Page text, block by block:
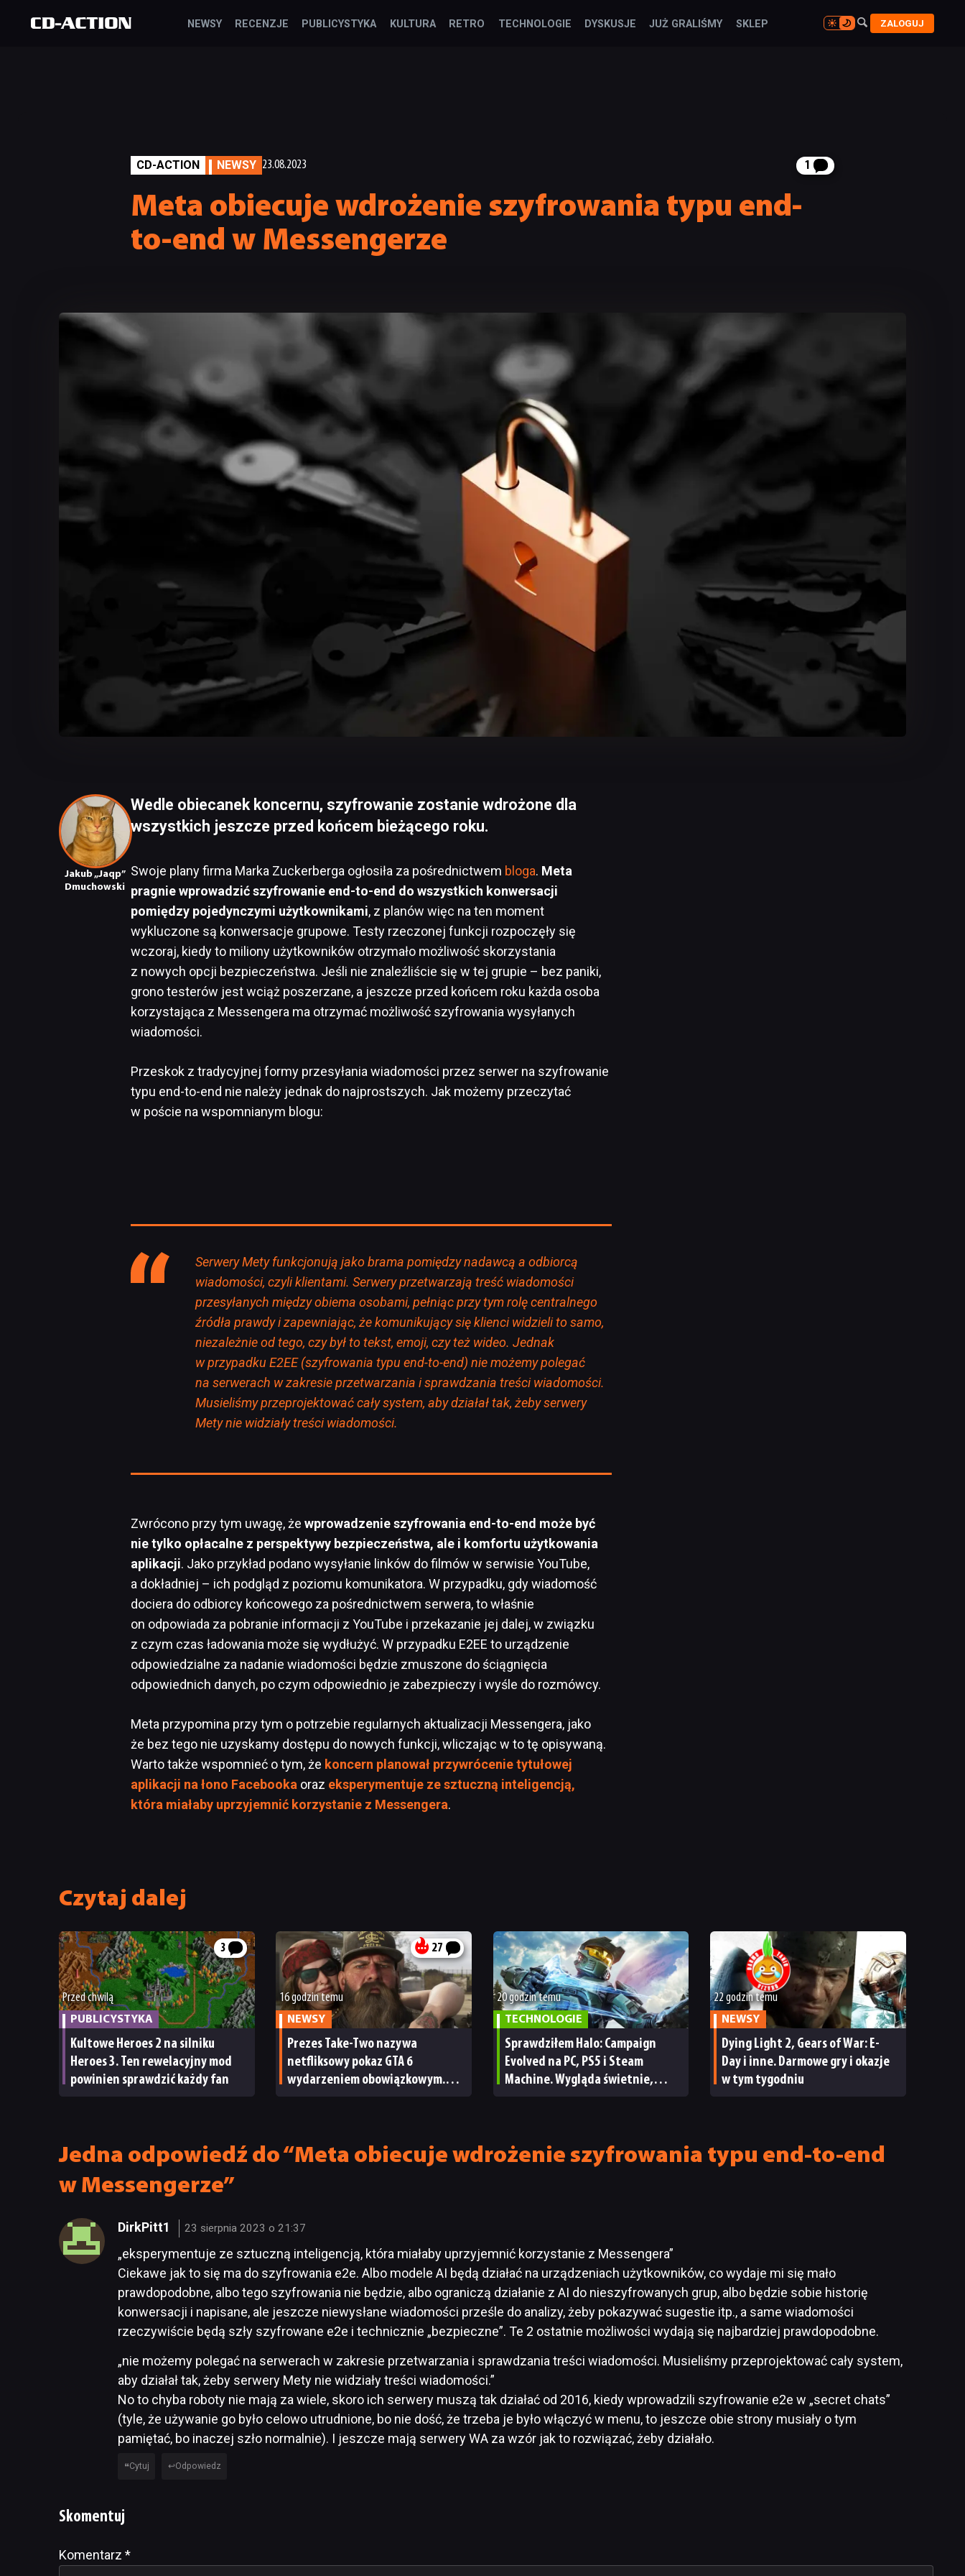
NEWSY RECENZJE PUBLICYSTYKA KULTURA RETRO TECHNOLOGIE DYSKUSJE JUŻ GRALIŚMY SKLEP 
 ZALOGUJ
CD-ACTION NEWSY 23.08.2023 1
Meta obiecuje wdrożenie szyfrowania typu end-
to-end w Messengerze
Jakub „Jaqp”
Dmuchowski
Wedle obiecanek koncernu, szyfrowanie zostanie wdrożone dla
wszystkich jeszcze przed końcem bieżącego roku.
Swoje plany firma Marka Zuckerberga ogłosiła za pośrednictwem bloga. Meta
pragnie wprowadzić szyfrowanie end-to-end do wszystkich konwersacji
pomiędzy pojedynczymi użytkownikami, z planów więc na ten moment
wykluczone są konwersacje grupowe. Testy rzeczonej funkcji rozpoczęły się
wczoraj, kiedy to miliony użytkowników otrzymało możliwość skorzystania
z nowych opcji bezpieczeństwa. Jeśli nie znaleźliście się w tej grupie – bez paniki,
grono testerów jest wciąż poszerzane, a jeszcze przed końcem roku każda osoba
korzystająca z Messengera ma otrzymać możliwość szyfrowania wysyłanych
wiadomości.
Przeskok z tradycyjnej formy przesyłania wiadomości przez serwer na szyfrowanie
typu end-to-end nie należy jednak do najprostszych. Jak możemy przeczytać
w poście na wspomnianym blogu:
Serwery Mety funkcjonują jako brama pomiędzy nadawcą a odbiorcą
wiadomości, czyli klientami. Serwery przetwarzają treść wiadomości
przesyłanych między obiema osobami, pełniąc przy tym rolę centralnego
źródła prawdy i zapewniając, że komunikujący się klienci widzieli to samo,
niezależnie od tego, czy był to tekst, emoji, czy też wideo. Jednak
w przypadku E2EE (szyfrowania typu end-to-end) nie możemy polegać
na serwerach w zakresie przetwarzania i sprawdzania treści wiadomości.
Musieliśmy przeprojektować cały system, aby działał tak, żeby serwery
Mety nie widziały treści wiadomości.
Zwrócono przy tym uwagę, że wprowadzenie szyfrowania end-to-end może być
nie tylko opłacalne z perspektywy bezpieczeństwa, ale i komfortu użytkowania
aplikacji. Jako przykład podano wysyłanie linków do filmów w serwisie YouTube,
a dokładniej – ich podgląd z poziomu komunikatora. W przypadku, gdy wiadomość
dociera do odbiorcy końcowego za pośrednictwem serwera, to właśnie
on odpowiada za pobranie informacji z YouTube i przekazanie jej dalej, w związku
z czym czas ładowania może się wydłużyć. W przypadku E2EE to urządzenie
odpowiedzialne za nadanie wiadomości będzie zmuszone do ściągnięcia
odpowiednich danych, po czym odpowiednio je zabezpieczy i wyśle do rozmówcy.
Meta przypomina przy tym o potrzebie regularnych aktualizacji Messengera, jako
że bez tego nie uzyskamy dostępu do nowych funkcji, wliczając w to tę opisywaną.
Warto także wspomnieć o tym, że koncern planował przywrócenie tytułowej
aplikacji na łono Facebooka oraz eksperymentuje ze sztuczną inteligencją,
która miałaby uprzyjemnić korzystanie z Messengera.
Czytaj dalej
3
Przed chwilą
PUBLICYSTYKA
Kultowe Heroes 2 na silniku
Heroes 3. Ten rewelacyjny mod
powinien sprawdzić każdy fan
27
16 godzin temu
NEWSY
Prezes Take-Two nazywa
netfliksowy pokaz GTA 6
wydarzeniem obowiązkowym.
20 godzin temu
TECHNOLOGIE
Sprawdziłem Halo: Campaign
Evolved na PC, PS5 i Steam
Machine. Wygląda świetnie,
22 godzin temu
NEWSY
Dying Light 2, Gears of War: E-
Day i inne. Darmowe gry i okazje
w tym tygodniu
Jedna odpowiedź do “Meta obiecuje wdrożenie szyfrowania typu end-to-end
w Messengerze”
DirkPitt1 23 sierpnia 2023 o 21:37
„eksperymentuje ze sztuczną inteligencją, która miałaby uprzyjemnić korzystanie z Messengera”
Ciekawe jak to się ma do szyfrowania e2e. Albo modele AI będą działać na urządzeniach użytkowników, co wydaje mi się mało
prawdopodobne, albo tego szyfrowania nie będzie, albo ograniczą działanie z AI do nieszyfrowanych grup, albo będzie sobie historię
konwersacji i napisane, ale jeszcze niewysłane wiadomości prześle do analizy, żeby pokazywać sugestie itp., a same wiadomości
rzeczywiście będą szły szyfrowane e2e i technicznie „bezpieczne”. Te 2 ostatnie możliwości wydają się najbardziej prawdopodobne.
„nie możemy polegać na serwerach w zakresie przetwarzania i sprawdzania treści wiadomości. Musieliśmy przeprojektować cały system,
aby działał tak, żeby serwery Mety nie widziały treści wiadomości.”
No to chyba roboty nie mają za wiele, skoro ich serwery muszą tak działać od 2016, kiedy wprowadzili szyfrowanie e2e w „secret chats”
(tyle, że używanie go było celowo utrudnione, bo nie dość, że trzeba je było włączyć w menu, to jeszcze obie strony musiały o tym
pamiętać, bo inaczej szło normalnie). I jeszcze mają serwery WA za wzór jak to rozwiązać, żeby działało.
Cytuj Odpowiedz
Skomentuj
Komentarz *
Alternative: